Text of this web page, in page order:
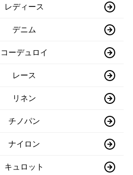
レディース
デニム
コーデュロイ
レース
リネン
チノパン
ナイロン
キュロット